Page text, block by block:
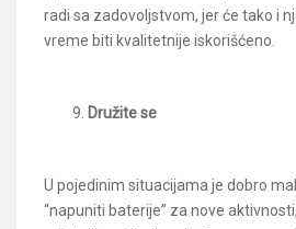
radi sa zadovoljstvom, jer će tako i
vreme biti kvalitetnije iskorišćeno.
Družite se
U pojedinim situacijama je dobro
“napuniti baterije” za nove